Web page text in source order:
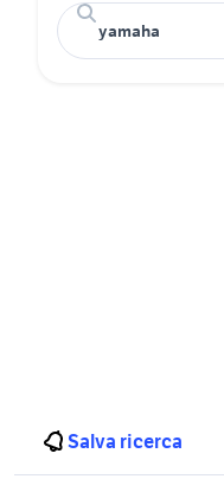
Salva ricerca